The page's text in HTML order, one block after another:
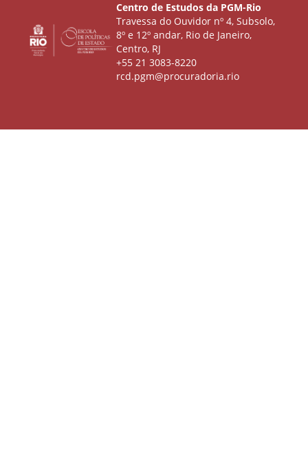
Centro de Estudos da PGM-Rio
Travessa do Ouvidor nº 4, Subsolo,
8º e 12º andar, Rio de Janeiro,
Centro, RJ
+55 21 3083-8220
rcd.pgm@procuradoria.rio